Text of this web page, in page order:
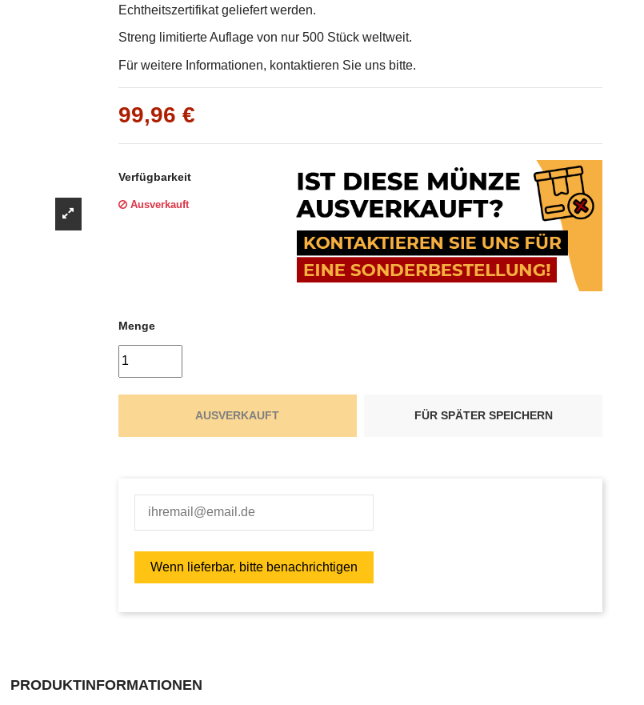
Echtheitszertifikat geliefert werden.
Streng limitierte Auflage von nur 500 Stück weltweit.
Für weitere Informationen, kontaktieren Sie uns bitte.
99,96 €
Verfügbarkeit
Ausverkauft
Menge
AUSVERKAUFT FÜR SPÄTER SPEICHERN
PRODUKTINFORMATIONEN